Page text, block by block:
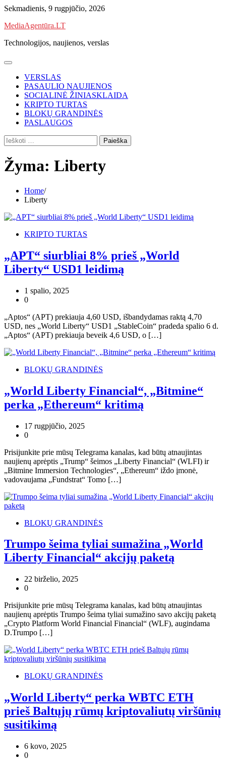
Skip
content
Sekmadienis, 9 rugpjūčio, 2026
MediaAgentūra.LT
Technologijos, naujienos, verslas
VERSLAS
PASAULIO NAUJIENOS
SOCIALINĖ ŽINIASKLAIDA
KRIPTO TURTAS
BLOKŲ GRANDINĖS
PASLAUGOS
Ieškoti:
Žyma: Liberty
Home
Liberty
KRIPTO TURTAS
„APT“ siurbliai 8% prieš „World
Liberty“ USD1 leidimą
1 spalio, 2025
0
„Aptos“ (APT) prekiauja 4,60 USD, išbandydamas raktą 4,70
USD, nes „World Liberty“ USD1 „StableCoin“ pradeda spalio 6 d.
„Aptos“ (APT) prekiauja beveik 4,6 USD, o […]
BLOKŲ GRANDINĖS
„World Liberty Financial“, „Bitmine“
perka „Ethereum“ kritimą
17 rugpjūčio, 2025
0
Prisijunkite prie mūsų Telegrama kanalas, kad būtų atnaujintas
naujienų aprėptis „Trump“ šeimos „Liberty Financial“ (WLFI) ir
„Bitmine Immersion Technologies“, „Ethereum“ iždo įmonė,
vadovaujama „Fundstrat“ Tomo […]
BLOKŲ GRANDINĖS
Trumpo šeima tyliai sumažina „World
Liberty Financial“ akcijų paketą
22 birželio, 2025
0
Prisijunkite prie mūsų Telegrama kanalas, kad būtų atnaujintas
naujienų aprėptis Trumpo šeima tyliai sumažino savo akcijų paketą
„Crypto Platform World Financial Financial“ (WLF), augindama
D.Trumpo […]
BLOKŲ GRANDINĖS
„World Liberty“ perka WBTC ETH
prieš Baltųjų rūmų kriptovaliutų viršūnių
susitikimą
6 kovo, 2025
0